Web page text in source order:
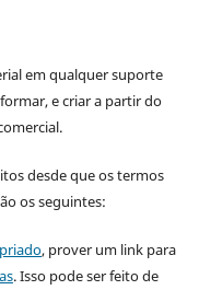
em qualquer suporte
e criar a partir do
desde que os termos
os seguintes:
, prover um link para
. Isso pode ser feito de